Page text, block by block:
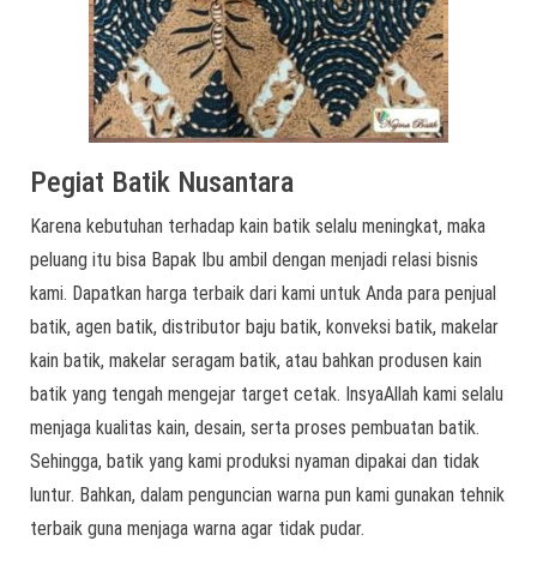
Pegiat Batik Nusantara
Karena kebutuhan terhadap kain batik selalu meningkat, maka
peluang itu bisa Bapak Ibu ambil dengan menjadi relasi bisnis
kami. Dapatkan harga terbaik dari kami untuk Anda para penjual
batik, agen batik, distributor baju batik, konveksi batik, makelar
kain batik, makelar seragam batik, atau bahkan produsen kain
batik yang tengah mengejar target cetak. InsyaAllah kami selalu
menjaga kualitas kain, desain, serta proses pembuatan batik.
Sehingga, batik yang kami produksi nyaman dipakai dan tidak
luntur. Bahkan, dalam penguncian warna pun kami gunakan tehnik
terbaik guna menjaga warna agar tidak pudar.